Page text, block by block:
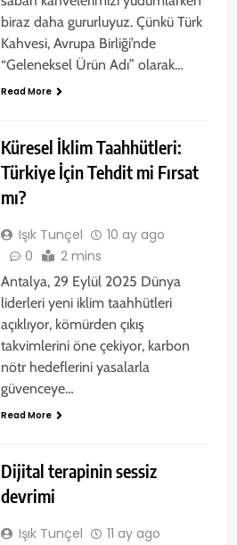
biraz daha gururluyuz. Çünkü Türk
Kahvesi, Avrupa Birliği’nde
“Geleneksel Ürün Adı” olarak…
Read More
Küresel İklim Taahhütleri:
Türkiye İçin Tehdit mi Fırsat
mı?
Işık Tunçel
10 ay ago
0
2 mins
Antalya, 29 Eylül 2025 Dünya
liderleri yeni iklim taahhütleri
açıklıyor, kömürden çıkış
takvimlerini öne çekiyor, karbon
nötr hedeflerini yasalarla
güvenceye…
Read More
Dijital terapinin sessiz
devrimi
Işık Tunçel
11 ay ago